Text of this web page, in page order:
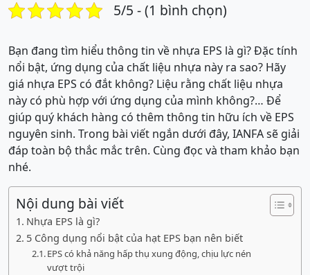
5/5 - (1 bình chọn)
Bạn đang tìm hiểu thông tin về nhựa EPS là gì? Đặc tính
nổi bật, ứng dụng của chất liệu nhựa này ra sao? Hãy
giá nhựa EPS có đắt không? Liệu rằng chất liệu nhựa
này có phù hợp với ứng dụng của mình không?… Để
giúp quý khách hàng có thêm thông tin hữu ích về EPS
nguyên sinh. Trong bài viết ngắn dưới đây, IANFA sẽ giải
đáp toàn bộ thắc mắc trên. Cùng đọc và tham khảo bạn
nhé.
Nội dung bài viết
Nhựa EPS là gì?
5 Công dụng nổi bật của hạt EPS bạn nên biết
EPS có khả năng hấp thụ xung động, chịu lực nén
vượt trội